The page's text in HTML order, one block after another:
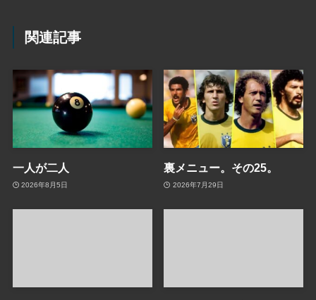
関連記事
一人が二人
2026年8月5日
裏メニュー。その25。
2026年7月29日